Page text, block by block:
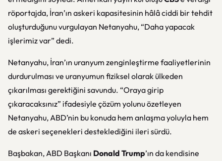
röportajda, İran’ın askeri kapasitesinin hâlâ ciddi bir tehdit
oluşturduğunu vurgulayan Netanyahu, “Daha yapacak
işlerimiz var” dedi.
Netanyahu, İran’ın uranyum zenginleştirme faaliyetlerinin
durdurulması ve uranyumun fiziksel olarak ülkeden
çıkarılması gerektiğini savundu. “Oraya girip
çıkaracaksınız” ifadesiyle çözüm yolunu özetleyen
Netanyahu, ABD’nin bu konuda hem anlaşma yoluyla hem
de askeri seçenekleri desteklediğini ileri sürdü.
Başbakan, ABD Başkanı Donald Trump’ın da kendisine